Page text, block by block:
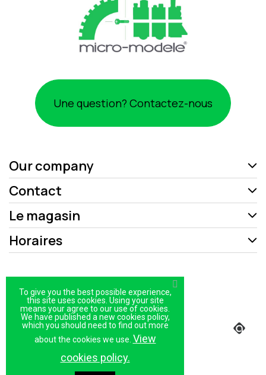
Une question? Contactez-nous
Our company
Contact
Le magasin
Horaires
Politique de confidentialité
Plan du site
Magasin
To give you the best possible experience,
this site uses cookies. Using your site
means your agree to our use of cookies.
We have published a new cookies policy,
which you should need to find out more
about the cookies we use. View
cookies policy.